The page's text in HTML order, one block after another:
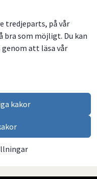
tredjeparts, på vår
bra som möjligt. Du kan
genom att läsa vår
kakor